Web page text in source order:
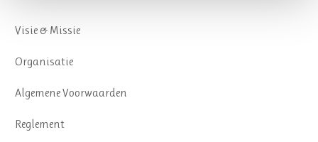
Visie & Missie
Organisatie
Algemene Voorwaarden
Reglement